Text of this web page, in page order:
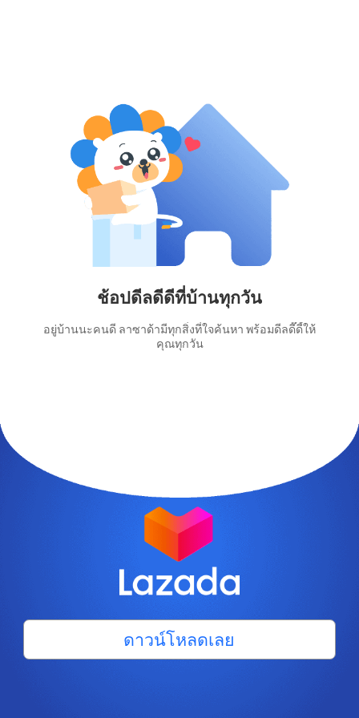
ช้อปดีลดีดีที่บ้านทุกวัน
อยู่บ้านนะคนดี ลาซาด้ามีทุกสิ่งที่ใจค้นหา พร้อมดีลดี๊ดี้ให้
คุณทุกวัน
ดาวน์โหลดเลย